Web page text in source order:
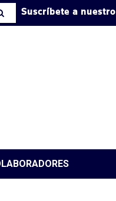
Suscríbete a